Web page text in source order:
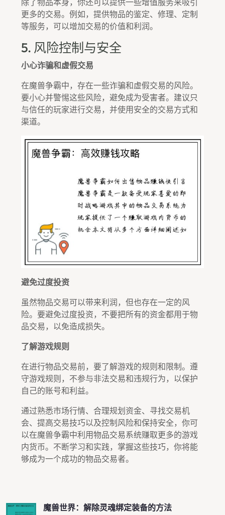
除了物品本身，你还可以提供一些增值服务来吸引
更多的交易。例如，提供物品的鉴定、修理、定制
等服务，可以增加交易的价值和利润。
5. 风险控制与安全
小心诈骗和虚假交易
在魔兽争霸中，存在一些诈骗和虚假交易的风险。
要小心并警惕这些风险，避免成为受害者。建议只
与信任的玩家进行交易，并使用安全的交易方式和
渠道。
避免过度投资
虽然物品交易可以带来利润，但也存在一定的风
险。要避免过度投资，不要把所有的资金都用于物
品交易，以免造成损失。
了解游戏规则
在进行物品交易前，要了解游戏的规则和限制。遵
守游戏规则，不参与非法交易和违规行为，以保护
自己的账号和利益。
通过熟悉市场行情、合理规划资金、寻找交易机
会、提高交易技巧以及控制风险和保持安全，你可
以在魔兽争霸中利用物品交易系统赚取更多的游戏
内货币。不断学习和实践，掌握这些技巧，你将能
够成为一个成功的物品交易者。
魔兽世界：解除灵魂绑定装备的方法